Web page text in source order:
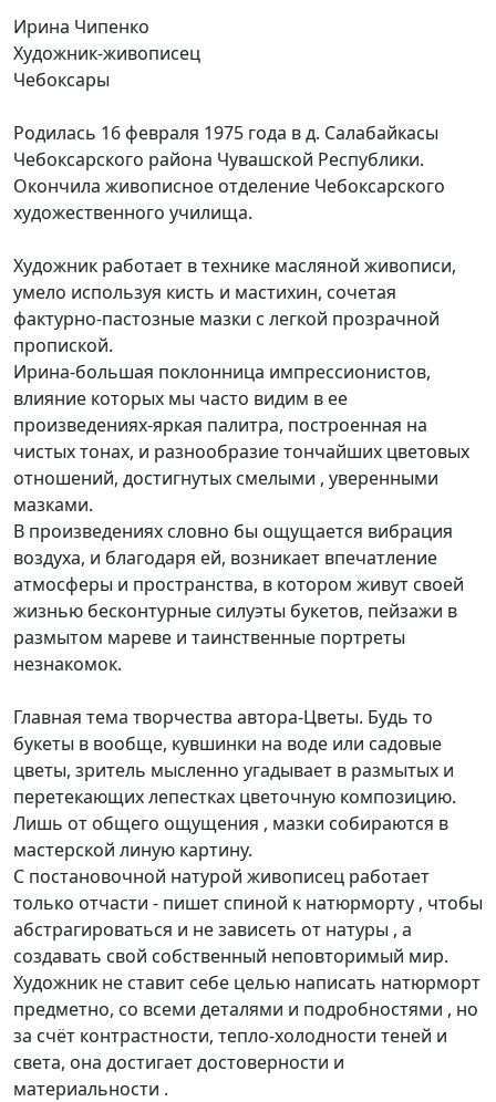
Ирина Чипенко
Художник-живописец
Чебоксары
Родилась 16 февраля 1975 года в д. Салабайкасы
Чебоксарского района Чувашской Республики.
Окончила живописное отделение Чебоксарского
художественного училища.
Художник работает в технике масляной живописи,
умело используя кисть и мастихин, сочетая
фактурно-пастозные мазки с легкой прозрачной
пропиской.
Ирина-большая поклонница импрессионистов,
влияние которых мы часто видим в ее
произведениях-яркая палитра, построенная на
чистых тонах, и разнообразие тончайших цветовых
отношений, достигнутых смелыми , уверенными
мазками.
В произведениях словно бы ощущается вибрация
воздуха, и благодаря ей, возникает впечатление
атмосферы и пространства, в котором живут своей
жизнью бесконтурные силуэты букетов, пейзажи в
размытом мареве и таинственные портреты
незнакомок.
Главная тема творчества автора-Цветы. Будь то
букеты в вообще, кувшинки на воде или садовые
цветы, зритель мысленно угадывает в размытых и
перетекающих лепестках цветочную композицию.
Лишь от общего ощущения , мазки собираются в
мастерской линую картину.
С постановочной натурой живописец работает
только отчасти - пишет спиной к натюрморту , чтобы
абстрагироваться и не зависеть от натуры , а
создавать свой собственный неповторимый мир.
Художник не ставит себе целью написать натюрморт
предметно, со всеми деталями и подробностями , но
за счёт контрастности, тепло-холодности теней и
света, она достигает достоверности и
материальности .